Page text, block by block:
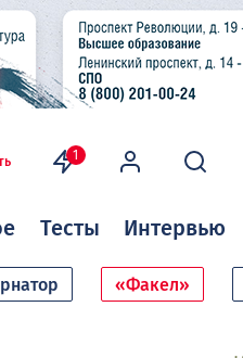
1
Тесты Интервью
«Факел»